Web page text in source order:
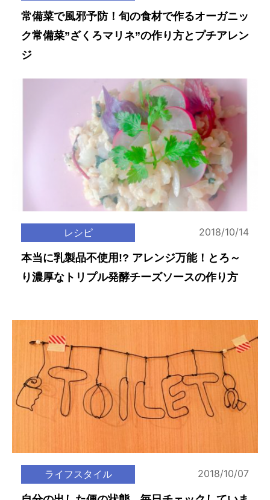
常備菜で風邪予防！旬の食材で作るオーガニッ
ク常備菜”ざくろマリネ”の作り方とプチアレン
ジ
レシピ 2018/10/14
本当に乳製品不使用!? アレンジ万能！とろ～
り濃厚なトリプル発酵チーズソースの作り方
ライフスタイル 2018/10/07